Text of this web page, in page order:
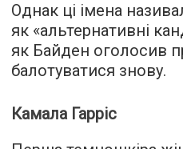
Однак ці імена
як «альтернативні
як Байден оголосив
балотуватися знову.
Камала Гарріс